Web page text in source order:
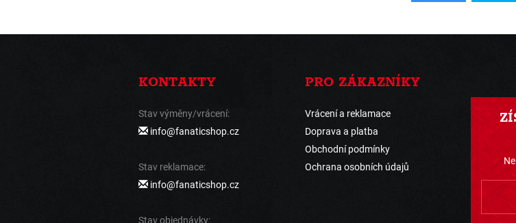
KONTAKTY
Stav výměny/vrácení:
info@fanaticshop.cz
Stav reklamace:
info@fanaticshop.cz
Stav objednávky:
PRO ZÁKAZNÍKY
Vrácení a reklamace
Doprava a platba
Obchodní podmínky
Ochrana osobních údajů